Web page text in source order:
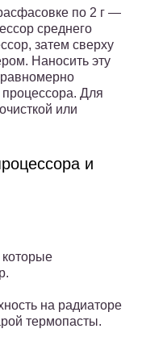
по 2 г —
среднего
затем сверху
Наносить эту
Для
или
и
на радиаторе
термопасты.